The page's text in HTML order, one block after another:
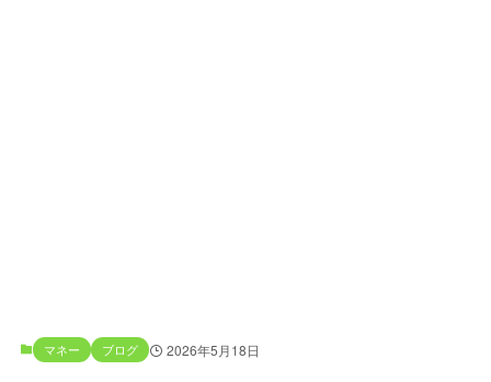
マネー ブログ 2026年5月18日